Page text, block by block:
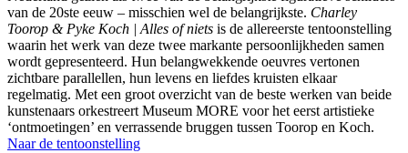
van de 20ste eeuw – misschien wel de belangrijkste. Charley
Toorop & Pyke Koch | Alles of niets is de allereerste tentoonstelling
waarin het werk van deze twee markante persoonlijkheden samen
wordt gepresenteerd. Hun belangwekkende oeuvres vertonen
zichtbare parallellen, hun levens en liefdes kruisten elkaar
regelmatig. Met een groot overzicht van de beste werken van beide
kunstenaars orkestreert Museum MORE voor het eerst artistieke
‘ontmoetingen’ en verrassende bruggen tussen Toorop en Koch.
Naar de tentoonstelling